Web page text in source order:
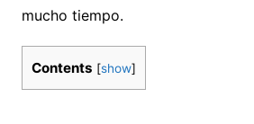
mucho tiempo.
Contents [show]